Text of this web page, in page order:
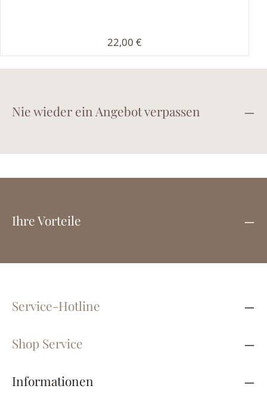
Regulärer Preis:
22,00 €
Nie wieder ein Angebot verpassen
Ihre Vorteile
Service-Hotline
Shop Service
Informationen